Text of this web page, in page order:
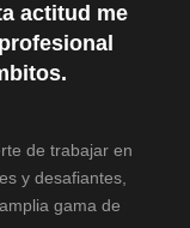
actitud me
de trabajar en
y desafiantes,
gama de